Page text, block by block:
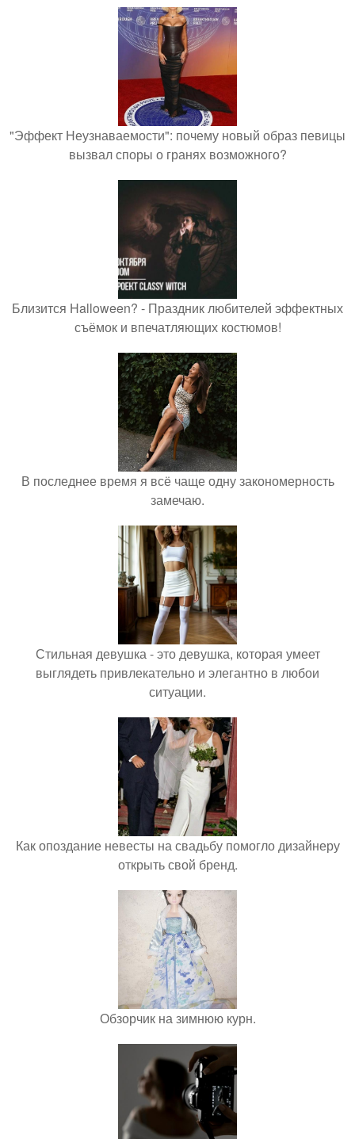
"Эффект Неузнаваемости": почему новый образ певицы
вызвал споры о гранях возможного?
Близится Halloween? - Праздник любителей эффектных
съёмок и впечатляющих костюмов!
В последнее время я всё чаще одну закономерность
замечаю.
Стильная девушка - это девушка, которая умеет
выглядеть привлекательно и элегантно в любои
ситуации.
Как опоздание невесты на свадьбу помогло дизайнеру
открыть свой бренд.
Обзорчик на зимнюю курн.